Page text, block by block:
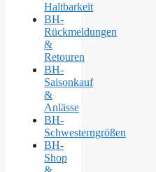
Haltbarkeit
BH-
Rückmeldungen
&
Retouren
BH-
Saisonkauf
&
Anlässe
BH-
Schwesterngrößen
BH-
Shop